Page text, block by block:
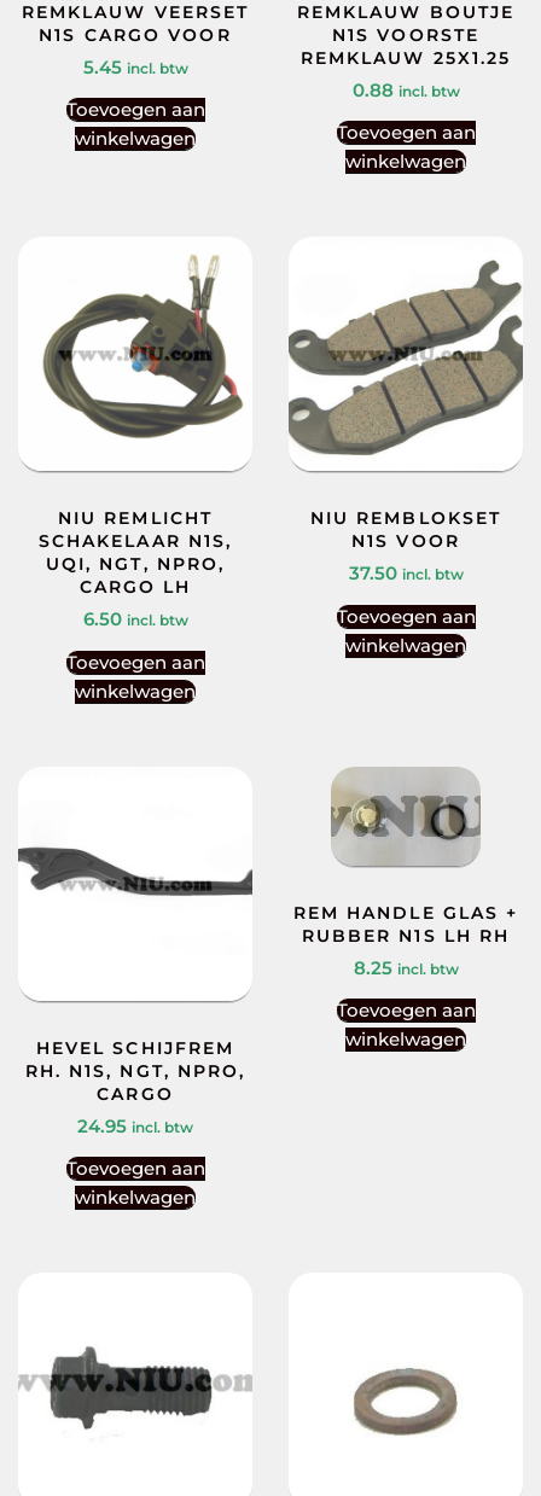
REMKLAUW VEERSET
N1S CARGO VOOR
5.45 incl. btw
Toevoegen aan
winkelwagen
REMKLAUW BOUTJE
N1S VOORSTE
REMKLAUW 25X1.25
0.88 incl. btw
Toevoegen aan
winkelwagen
NIU REMLICHT
SCHAKELAAR N1S,
UQI, NGT, NPRO,
CARGO LH
6.50 incl. btw
Toevoegen aan
winkelwagen
NIU REMBLOKSET
N1S VOOR
37.50 incl. btw
Toevoegen aan
winkelwagen
HEVEL SCHIJFREM
RH. N1S, NGT, NPRO,
CARGO
24.95 incl. btw
Toevoegen aan
winkelwagen
REM HANDLE GLAS +
RUBBER N1S LH RH
8.25 incl. btw
Toevoegen aan
winkelwagen